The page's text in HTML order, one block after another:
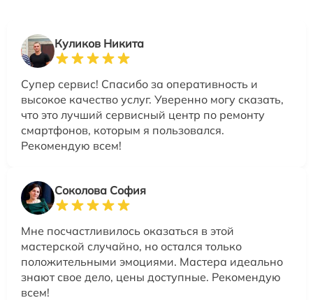
Куликов Никита
Супер сервис! Спасибо за оперативность и
высокое качество услуг. Уверенно могу сказать,
что это лучший сервисный центр по ремонту
смартфонов, которым я пользовался.
Рекомендую всем!
Соколова София
Мне посчастливилось оказаться в этой
мастерской случайно, но остался только
положительными эмоциями. Мастера идеально
знают свое дело, цены доступные. Рекомендую
всем!